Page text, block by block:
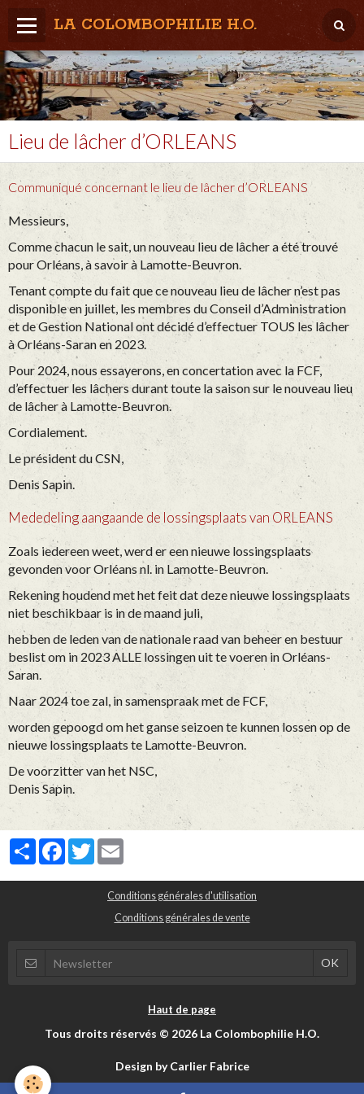
LA COLOMBOPHILIE H.O.
Home
Météo / Het weer
Lâcher / Los
Result. clubs, Provincial, (Inter)National
RFCB / KBDB
Lieu de lâcher d’ORLEANS
Communiqué concernant le lieu de lâcher d’ORLEANS
Messieurs,
Comme chacun le sait, un nouveau lieu de lâcher a été trouvé
pour Orléans, à savoir à Lamotte-Beuvron.
Tenant compte du fait que ce nouveau lieu de lâcher n’est pas
disponible en juillet, les membres du Conseil d’Administration
et de Gestion National ont décidé d’effectuer TOUS les lâcher
à Orléans-Saran en 2023.
Pour 2024, nous essayerons, en concertation avec la FCF,
d’effectuer les lâchers durant toute la saison sur le nouveau lieu
de lâcher à Lamotte-Beuvron.
Cordialement.
Le président du CSN,
Denis Sapin.
Mededeling aangaande de lossingsplaats van ORLEANS
Zoals iedereen weet, werd er een nieuwe lossingsplaats
gevonden voor Orléans nl. in Lamotte-Beuvron.
Rekening houdend met het feit dat deze nieuwe lossingsplaats
niet beschikbaar is in de maand juli,
hebben de leden van de nationale raad van beheer en bestuur
beslist om in 2023 ALLE lossingen uit te voeren in Orléans-
Saran.
Naar 2024 toe zal, in samenspraak met de FCF,
worden gepoogd om het ganse seizoen te kunnen lossen op de
nieuwe lossingsplaats te Lamotte-Beuvron.
De voorzitter van het NSC,
Denis Sapin.
PartagerFacebook
Twitter
Conditions générales d'utilisation
Conditions générales de vente
Haut de page
Tous droits réservés © 2026 La Colombophilie H.O.
Design by Carlier Fabrice